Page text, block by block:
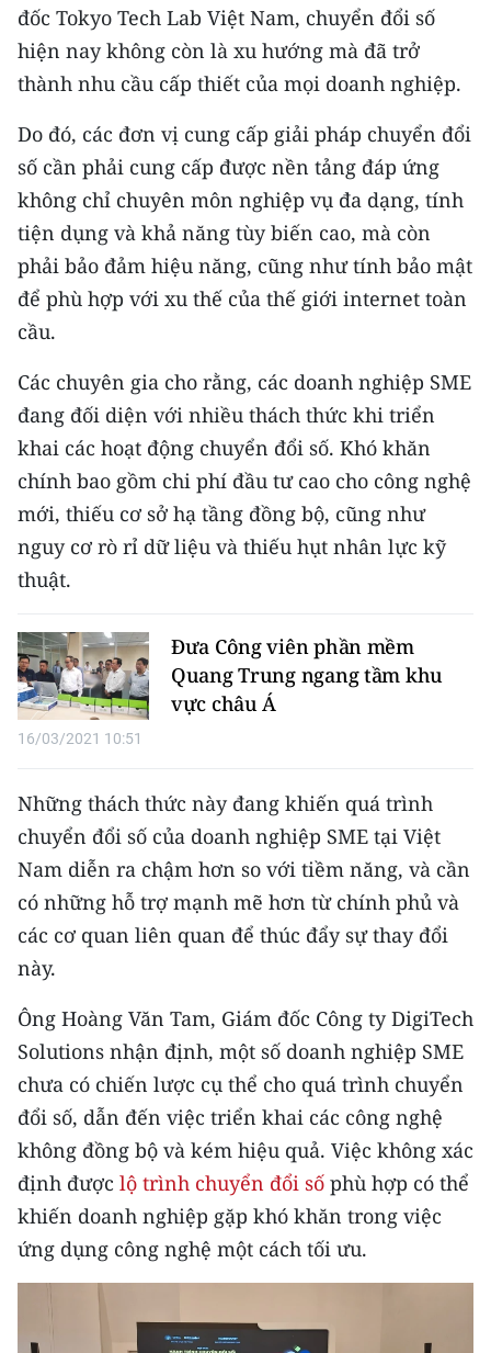
ENGLISH
中文
РУССКИЙ
ESPAÑOL
한국어
đốc Tokyo Tech Lab Việt Nam, chuyển đổi số
hiện nay không còn là xu hướng mà đã trở
thành nhu cầu cấp thiết của mọi doanh nghiệp.
Do đó, các đơn vị cung cấp giải pháp chuyển đổi
số cần phải cung cấp được nền tảng đáp ứng
không chỉ chuyên môn nghiệp vụ đa dạng, tính
tiện dụng và khả năng tùy biến cao, mà còn
phải bảo đảm hiệu năng, cũng như tính bảo mật
để phù hợp với xu thế của thế giới internet toàn
cầu.
Các chuyên gia cho rằng, các doanh nghiệp SME
đang đối diện với nhiều thách thức khi triển
khai các hoạt động chuyển đổi số. Khó khăn
chính bao gồm chi phí đầu tư cao cho công nghệ
mới, thiếu cơ sở hạ tầng đồng bộ, cũng như
nguy cơ rò rỉ dữ liệu và thiếu hụt nhân lực kỹ
thuật.
Đưa Công viên phần mềm
Quang Trung ngang tầm khu
vực châu Á
16/03/2021 10:51
Những thách thức này đang khiến quá trình
chuyển đổi số của doanh nghiệp SME tại Việt
Nam diễn ra chậm hơn so với tiềm năng, và cần
có những hỗ trợ mạnh mẽ hơn từ chính phủ và
các cơ quan liên quan để thúc đẩy sự thay đổi
này.
Ông Hoàng Văn Tam, Giám đốc Công ty DigiTech
Solutions nhận định, một số doanh nghiệp SME
chưa có chiến lược cụ thể cho quá trình chuyển
đổi số, dẫn đến việc triển khai các công nghệ
không đồng bộ và kém hiệu quả. Việc không xác
định được lộ trình chuyển đổi số phù hợp có thể
khiến doanh nghiệp gặp khó khăn trong việc
ứng dụng công nghệ một cách tối ưu.